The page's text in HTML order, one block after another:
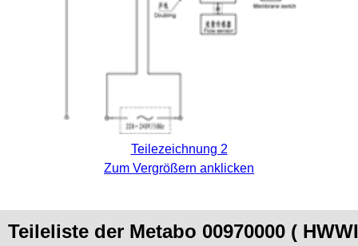
Teilezeichnung 2
Zum Vergrößern anklicken
Teileliste der Metabo 00970000 (